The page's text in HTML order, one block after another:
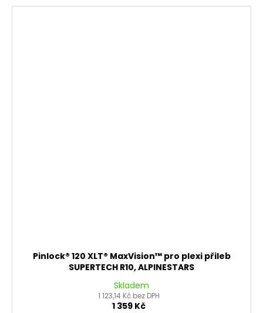
Pinlock® 120 XLT® MaxVision™ pro plexi přileb
SUPERTECH R10, ALPINESTARS
Skladem
1 123,14 Kč bez DPH
1 359 Kč